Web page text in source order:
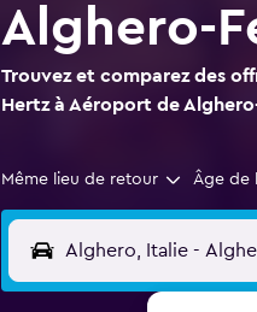
Alghero-
Trouvez et comparez des
Hertz à Aéroport de
Même lieu de retour Âge de